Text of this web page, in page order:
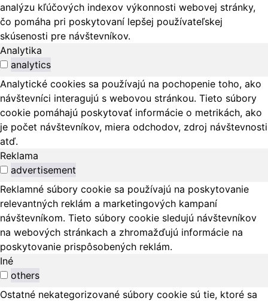
analýzu kľúčových indexov výkonnosti webovej stránky,
čo pomáha pri poskytovaní lepšej používateľskej
skúsenosti pre návštevníkov.
Analytika
analytics
Analytické cookies sa používajú na pochopenie toho, ako
návštevníci interagujú s webovou stránkou. Tieto súbory
cookie pomáhajú poskytovať informácie o metrikách, ako
je počet návštevníkov, miera odchodov, zdroj návštevnosti
atď.
Reklama
advertisement
Reklamné súbory cookie sa používajú na poskytovanie
relevantných reklám a marketingových kampaní
návštevníkom. Tieto súbory cookie sledujú návštevníkov
na webových stránkach a zhromažďujú informácie na
poskytovanie prispôsobených reklám.
Iné
others
Ostatné nekategorizované súbory cookie sú tie, ktoré sa